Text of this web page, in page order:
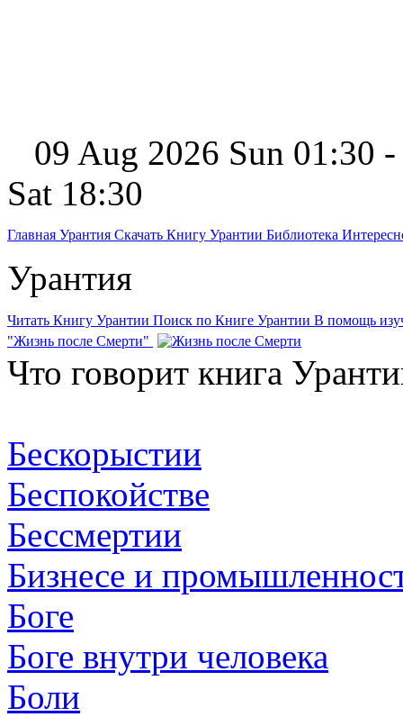
09 Aug 2026 Sun 01:30
Sat 18:30
Главная Урантия Скачать Книгу Урантии Библиотека
Урантия
Читать Книгу Урантии Поиск по Книге Урантии В помощь
"Жизнь после Смерти"
Что говорит книга
Бескорыстии
Беспокойстве
Бессмертии
Бизнесе и
Боге
Боге внутри человека
Боли